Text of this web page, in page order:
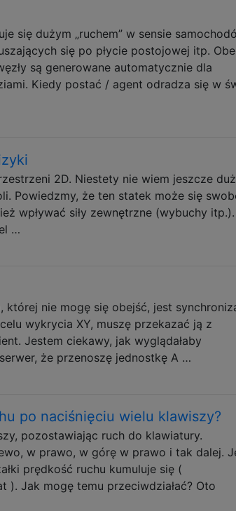
się dużym „ruchem” w sensie
się po płycie postojowej itp.
są generowane automatycznie dla
Kiedy postać / agent odradza się w
2D. Niestety nie wiem jeszcze
Powiedzmy, że ten statek może się
wpływać siły zewnętrzne (wybuchy itp.).
…
której nie mogę się obejść, jest
wykrycia XY, muszę przekazać ją z
Jestem ciekawy, jak wyglądałaby
że przenoszę jednostkę A …
po naciśnięciu wielu klawiszy?
pozostawiając ruch do klawiatury.
w prawo, w górę w prawo i tak dalej.
prędkość ruchu kumuluje się (
Jak mogę temu przeciwdziałać? Oto